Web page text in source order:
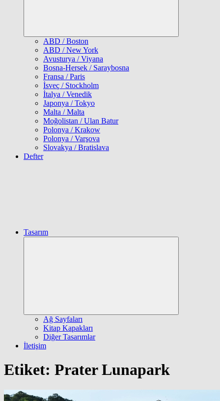
ABD / Boston
ABD / New York
Avusturya / Viyana
Bosna-Hersek / Saraybosna
Fransa / Paris
İsveç / Stockholm
İtalya / Venedik
Japonya / Tokyo
Malta / Malta
Moğolistan / Ulan Batur
Polonya / Krakow
Polonya / Varşova
Slovakya / Bratislava
Defter
Tasarım
Ağ Sayfaları
Kitap Kapakları
Diğer Tasarımlar
İletişim
Etiket: Prater Lunapark